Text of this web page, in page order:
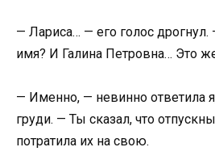
— Лариса… — его голос
имя? И Галина Петровна… Это
— Именно, — невинно ответила
груди. — Ты сказал, что
потратила их на свою.